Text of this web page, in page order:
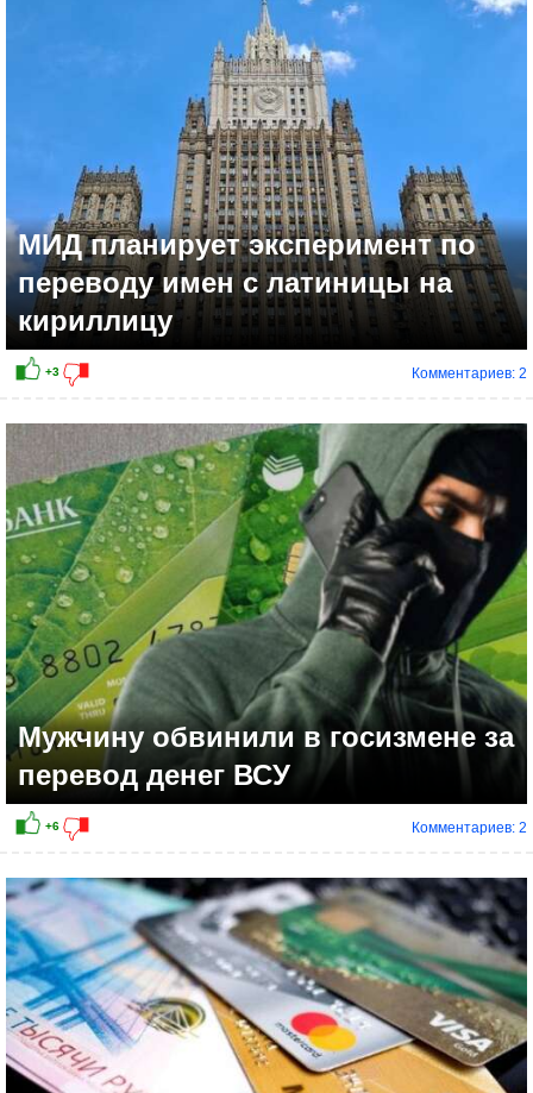
+3
МИД планирует эксперимент по
переводу имен с латиницы на
кириллицу
Комментариев: 2
Мужчину обвинили в госизмене за
перевод денег ВСУ
Комментариев: 2